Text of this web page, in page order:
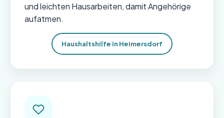
und leichten Hausarbeiten, damit Angehörige
aufatmen.
Haushaltshilfe in Heimersdorf